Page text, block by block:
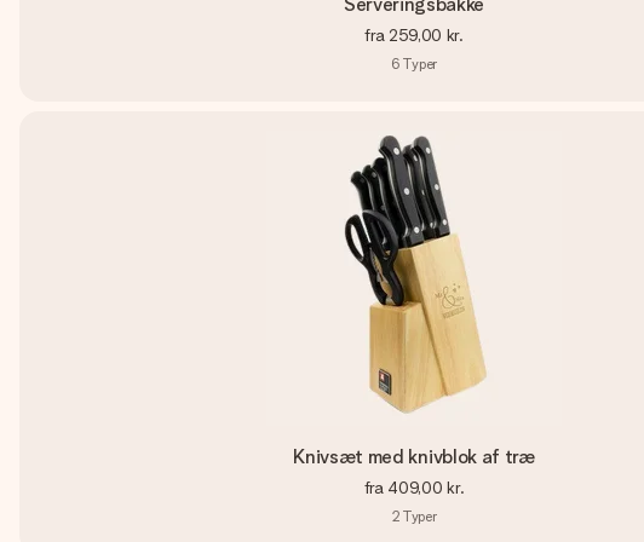
fra 259,00 kr.
6 Typer
Knivsæt med knivblok af træ
fra 409,00 kr.
2 Typer